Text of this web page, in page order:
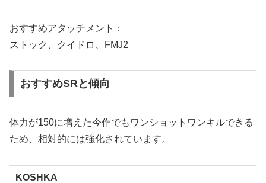
おすすめアタッチメント：
ストック、クイドロ、FMJ2
おすすめSRと傾向
体力が150に増えた今作でもワンショットワンキルできる
ため、相対的には強化されています。
KOSHKA